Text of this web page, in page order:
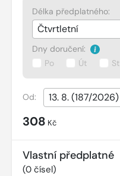
Délka předplatného:
Dny doručení:
Po
Út St
Od:
308 Kč
Vlastní předplatné
(0 čísel)